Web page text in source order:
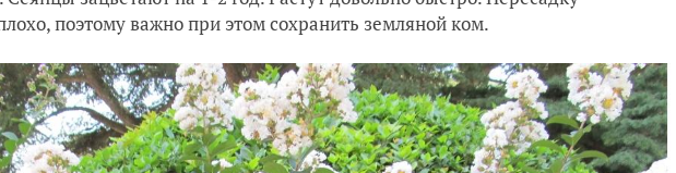
поэтому важно при этом сохранить земляной ком.